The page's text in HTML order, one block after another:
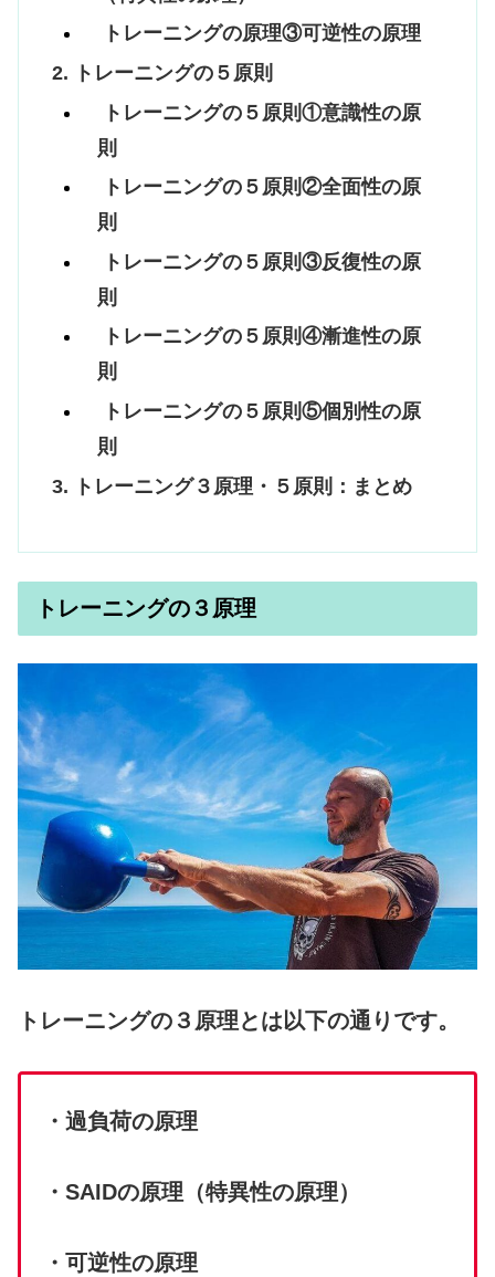
トレーニングの原理③可逆性の原理
トレーニングの５原則
トレーニングの５原則①意識性の原
則
トレーニングの５原則②全面性の原
則
トレーニングの５原則③反復性の原
則
トレーニングの５原則④漸進性の原
則
トレーニングの５原則⑤個別性の原
則
トレーニング３原理・５原則：まとめ
トレーニングの３原理
トレーニングの３原理とは以下の通りです。
・過負荷の原理
・SAIDの原理（特異性の原理）
・可逆性の原理